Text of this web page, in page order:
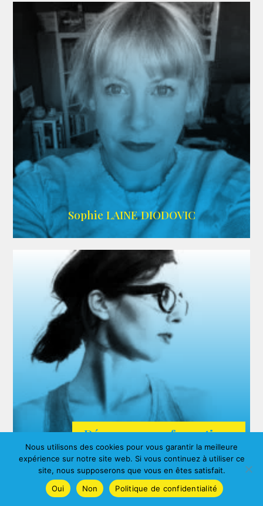
WIKIPEDIA
Sophie LAINE DIODOVIC
ARDA
Agnes ALBERNY
Découvrez nos formations
Nous utilisons des cookies pour vous garantir la meilleure
expérience sur notre site web. Si vous continuez à utiliser ce
site, nous supposerons que vous en êtes satisfait.
Oui
Non Politique de confidentialité